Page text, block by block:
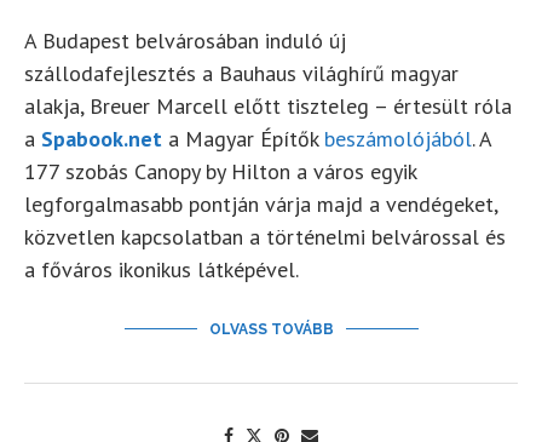
A Budapest belvárosában induló új
szállodafejlesztés a Bauhaus világhírű magyar
alakja, Breuer Marcell előtt tiszteleg – értesült róla
a Spabook.net a Magyar Építők beszámolójából. A
177 szobás Canopy by Hilton a város egyik
legforgalmasabb pontján várja majd a vendégeket,
közvetlen kapcsolatban a történelmi belvárossal és
a főváros ikonikus látképével.
OLVASS TOVÁBB